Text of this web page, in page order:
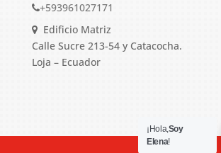
+593961027171
Edificio Matriz
Calle Sucre 213-54 y Catacocha.
Loja – Ecuador
¡Hola,Soy
Elena!